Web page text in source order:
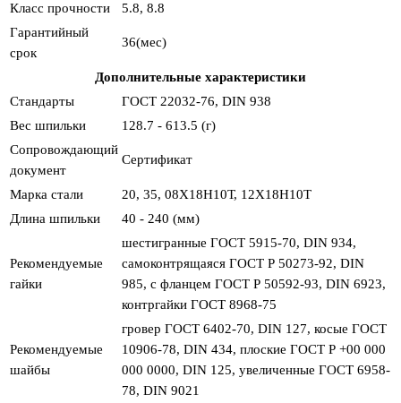
Класс прочности
5.8, 8.8
Гарантийный
срок
36(мес)
Дополнительные характеристики
Стандарты
ГОСТ 22032-76, DIN 938
Вес шпильки
128.7 - 613.5 (г)
Сопровождающий
документ
Сертификат
Марка стали
20, 35, 08Х18Н10Т, 12Х18Н10Т
Длина шпильки
40 - 240 (мм)
Рекомендуемые
гайки
шестигранные ГОСТ 5915-70, DIN 934,
самоконтрящаяся ГОСТ Р 50273-92, DIN
985, с фланцем ГОСТ Р 50592-93, DIN 6923,
контргайки ГОСТ 8968-75
Рекомендуемые
шайбы
гровер ГОСТ 6402-70, DIN 127, косые ГОСТ
10906-78, DIN 434, плоские ГОСТ Р +00 000
000 0000, DIN 125, увеличенные ГОСТ 6958-
78, DIN 9021